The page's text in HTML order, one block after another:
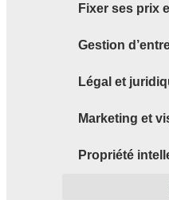
Fixer ses prix
Gestion
Légal et
Marketing et
Propriété